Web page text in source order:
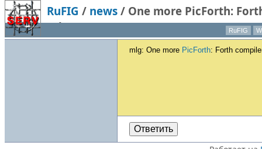
RuFIG / news / One more PicForth:
other one).
RuFIG
mlg: One more PicForth: Forth
Ответить